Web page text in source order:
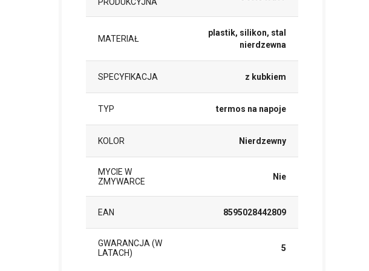
MATERIAŁ
plastik, silikon, stal
nierdzewna
SPECYFIKACJA z kubkiem
TYP termos na napoje
KOLOR Nierdzewny
MYCIE W
ZMYWARCE
Nie
EAN 8595028442809
GWARANCJA (W
LATACH)
5